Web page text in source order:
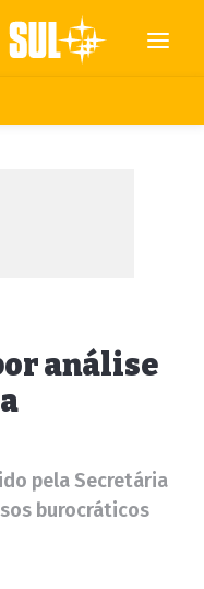
análise
pela Secretária
burocráticos